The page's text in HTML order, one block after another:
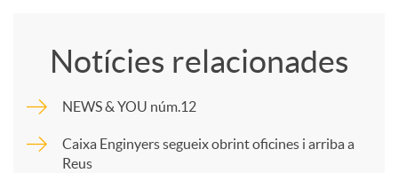
m
p
Notícies relacionades
NEWS & YOU núm.12
Caixa Enginyers segueix obrint oficines i arriba a
Reus